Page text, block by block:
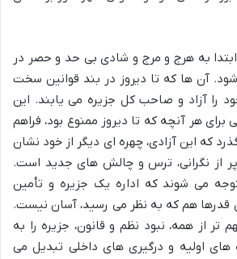
ابتدا به هرج و مرج و شادی بی حد و حصر در
آن ها که تا دیروز در بند قوانین سخت
خود را آزاد و صاحب کل جزیره می یابند. این
برای هر آنچه که تا دیروز ممنوع بود، فراهم
که این آزادی، چهره ای دیگر از خود نشان
از نگرانی، ترس و چالش های جدید است.
می شوند که اداره یک جزیره و تأمین
آن قدرها هم که به نظر می رسید، آسان نیست.
تر از همه، نبود نظم و قانون، جزیره را به
های اولیه و درگیری های داخلی تبدیل می